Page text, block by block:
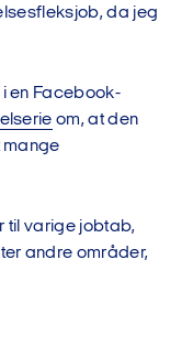
da jeg
en Facebook-
om, at den
mange
til varige jobtab,
andre områder,